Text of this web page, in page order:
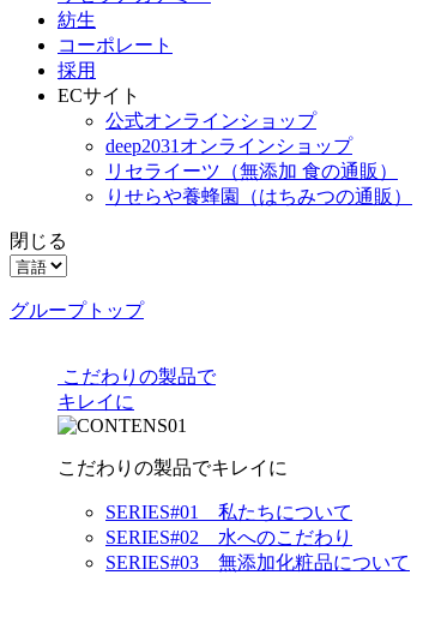
紡生
コーポレート
採用
ECサイト
公式オンラインショップ
deep2031オンラインショップ
リセライーツ （無添加 食の通販）
りせらや養蜂園
（はちみつの通販）
閉じる
グループトップ
こだわりの製品で
キレイに
こだわりの製品でキレイに
SERIES#01 私たちについて
SERIES#02 水へのこだわり
SERIES#03 無添加化粧品について